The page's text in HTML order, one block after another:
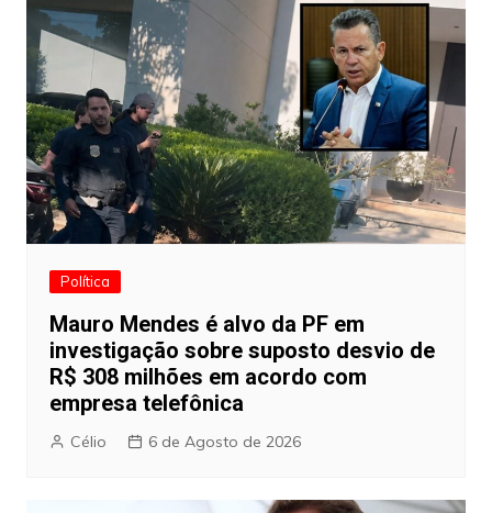
Política
Mauro Mendes é alvo da PF em
investigação sobre suposto desvio de
R$ 308 milhões em acordo com
empresa telefônica
Célio 6 de Agosto de 2026